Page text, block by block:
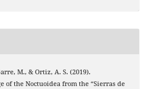
M., & Ortiz, A. S. (2019).
of the Noctuoidea from the “Sierras de